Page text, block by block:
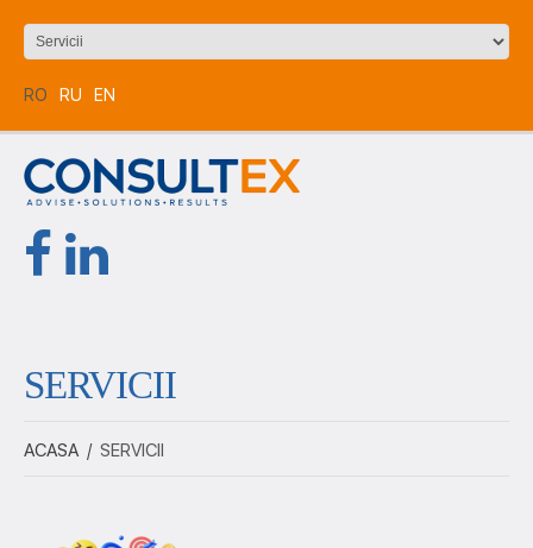
RO RU EN
SERVICII
ACASA / SERVICII